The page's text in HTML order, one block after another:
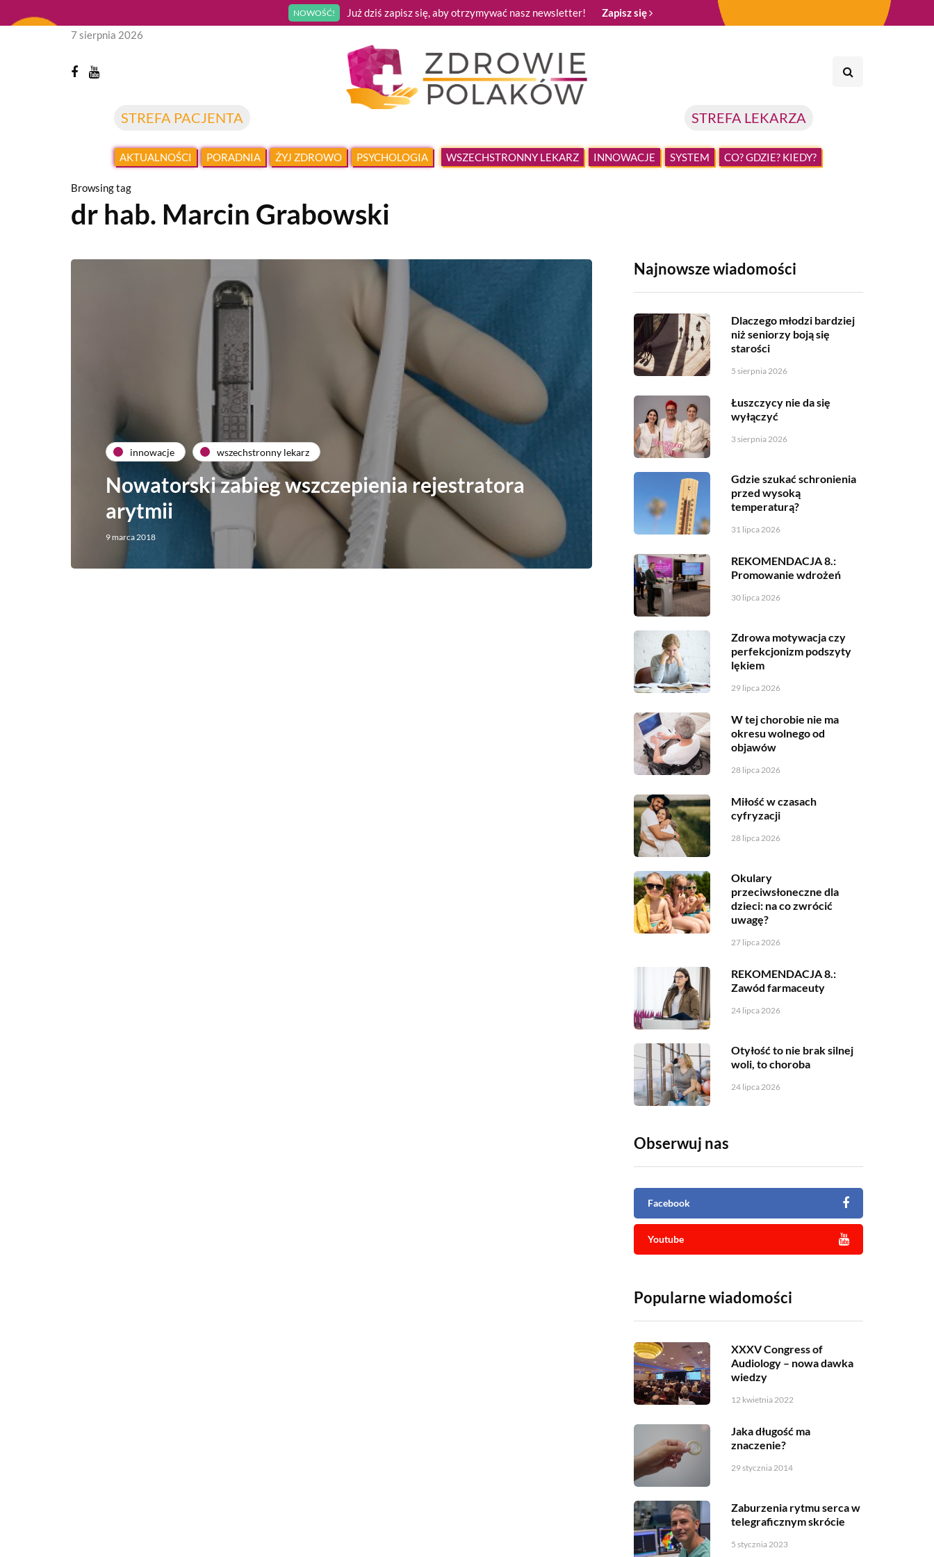
NOWOŚĆ! Już dziś zapisz się, aby otrzymywać nasz newsletter! Zapisz się
STREFA PACJENTA STREFA LEKARZA
7 sierpnia 2026
AKTUALNOŚCI PORADNIA ŻYJ ZDROWO PSYCHOLOGIA WSZECHSTRONNY LEKARZ INNOWACJE SYSTEM CO? GDZIE? KIEDY?
Browsing tag
dr hab. Marcin Grabowski
innowacje wszechstronny lekarz
Nowatorski zabieg wszczepienia rejestratora
arytmii
9 marca 2018
Najnowsze wiadomości
Dlaczego młodzi bardziej
niż seniorzy boją się
starości
5 sierpnia 2026
Łuszczycy nie da się
wyłączyć
3 sierpnia 2026
Gdzie szukać schronienia
przed wysoką
temperaturą?
31 lipca 2026
REKOMENDACJA 8.:
Promowanie wdrożeń
30 lipca 2026
Zdrowa motywacja czy
perfekcjonizm podszyty
lękiem
29 lipca 2026
W tej chorobie nie ma
okresu wolnego od
objawów
28 lipca 2026
Miłość w czasach
cyfryzacji
28 lipca 2026
Okulary
przeciwsłoneczne dla
dzieci: na co zwrócić
uwagę?
27 lipca 2026
REKOMENDACJA 8.:
Zawód farmaceuty
24 lipca 2026
Otyłość to nie brak silnej
woli, to choroba
24 lipca 2026
Obserwuj nas
Facebook
Youtube
Popularne wiadomości
XXXV Congress of
Audiology – nowa dawka
wiedzy
12 kwietnia 2022
Jaka długość ma
znaczenie?
29 stycznia 2014
Zaburzenia rytmu serca w
telegraficznym skrócie
5 stycznia 2023